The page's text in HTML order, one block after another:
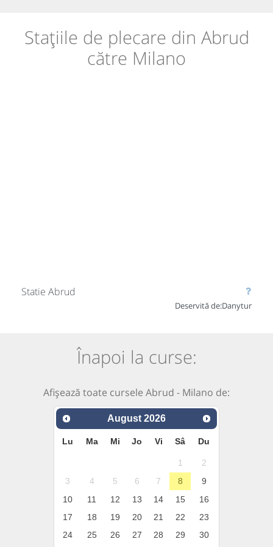
Stațiile de plecare din Abrud
către Milano
Statie Abrud
Deservită de:Danytur
Înapoi la curse:
Afișează toate cursele Abrud - Milano de:
August 2026
Lu Ma Mi Jo Vi Sâ Du
1
2
3
4 5 6 7 8
9
10
11 12 13 14 15
16
17
18 19 20 21 22
23
24
25 26 27 28 29
30